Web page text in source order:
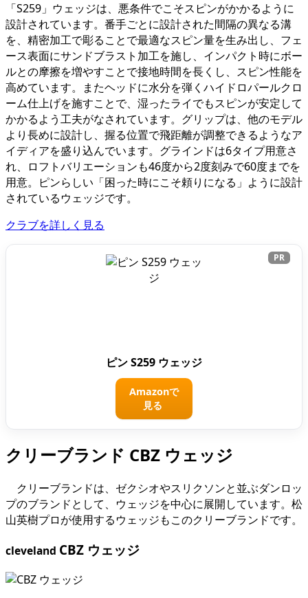
「S259」ウェッジは、悪条件でこそスピンがかかるように
設計されています。番手ごとに設計された間隔の異なる溝
を、精密加工で彫ることで最適なスピン量を生み出し、フェ
ース表面にサンドブラスト加工を施し、インパクト時にボー
ルとの摩擦を増やすことで接地時間を長くし、スピン性能を
高めています。またヘッドに水分を弾くハイドロパールクロ
ーム仕上げを施すことで、湿ったライでもスピンが安定して
かかるよう工夫がなされています。グリップは、他のモデル
より長めに設計し、握る位置で飛距離が調整できるようなア
イディアを盛り込んでいます。グラインドは6タイプ用意さ
れ、ロフトバリエーションも46度から2度刻みで60度までを
用意。ピンらしい「困った時にこそ頼りになる」ように設計
されているウェッジです。
クラブを詳しく見る
PR
ピン S259 ウェッジ
Amazonで
見る
クリーブランド CBZ ウェッジ
クリーブランドは、ゼクシオやスリクソンと並ぶダンロッ
プのブランドとして、ウェッジを中心に展開しています。松
山英樹プロが使用するウェッジもこのクリーブランドです。
cleveland CBZ ウェッジ